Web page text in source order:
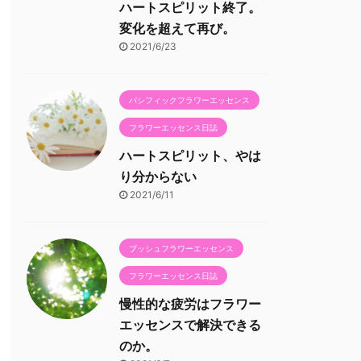
ハートスピリット終了。
変化を超えて再び。
2021/6/23
パシフィックフラワーエッセンス
フラワーエッセンス日誌
ハートスピリット、やは
り分からない
2021/6/11
ブッシュフラワーエッセンス
フラワーエッセンス日誌
慢性的な疲労はフラワー
エッセンスで解決できる
のか。